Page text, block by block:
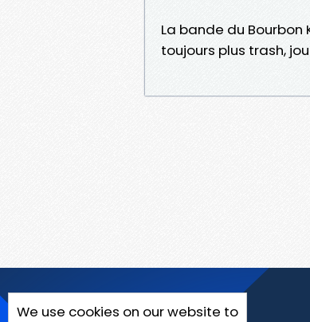
La bande du
toujours plus trash,
We use cookies on our website to